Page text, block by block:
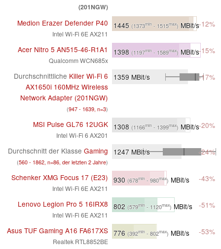
(201NGW)
Medion Erazer Defender P40
Intel Wi-Fi 6E AX211
1445 (1373min - 1515max) MBit/s-12%
Acer Nitro 5 AN515-46-R1A1
Qualcomm WCN685x
1398 (1197min - 1589max)MBit/s-15%
Durchschnittliche Killer Wi-Fi 6
AX1650i 160MHz Wireless
Network Adapter (201NGW)
(947 - 1639, n=3)
1359 MBit/s -17%
MSI Pulse GL76 12UGK
Intel Wi-Fi 6 AX201
1308 (1166min - 1399max) MBit/s-20%
Durchschnitt der Klasse Gaming
(560 - 1862, n=86, der letzten 2 Jahre)
1247 MBit/s -24%
Schenker XMG Focus 17 (E23)
Intel Wi-Fi 6E AX211
930 (678min - 980max) MBit/s -43%
Lenovo Legion Pro 5 16IRX8
Intel Wi-Fi 6E AX211
802 (579min- 1120max) MBit/s -51%
Asus TUF Gaming A16 FA617XS
Realtek RTL8852BE
776 (392min- 802max) MBit/s -53%